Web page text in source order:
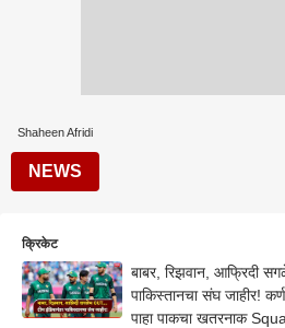
Shaheen Afridi
NEWS
क्रिकेट
बाबर, रिझवान, आफ्रिदी
पाकिस्तानचा संघ जाहीर!
पाहा पाकचा खतरनाक